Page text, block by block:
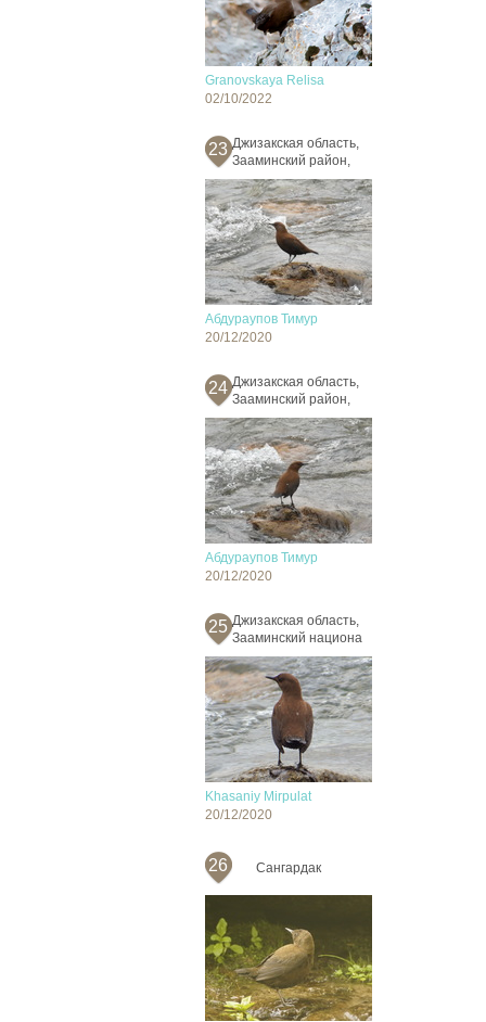
Granovskaya Relisa
02/10/2022
23 Джизакская область,
Зааминский район,
Абдураупов Тимур
20/12/2020
24 Джизакская область,
Зааминский район,
Абдураупов Тимур
20/12/2020
25 Джизакская область,
Зааминский национа
Khasaniy Mirpulat
20/12/2020
26 Сангардак